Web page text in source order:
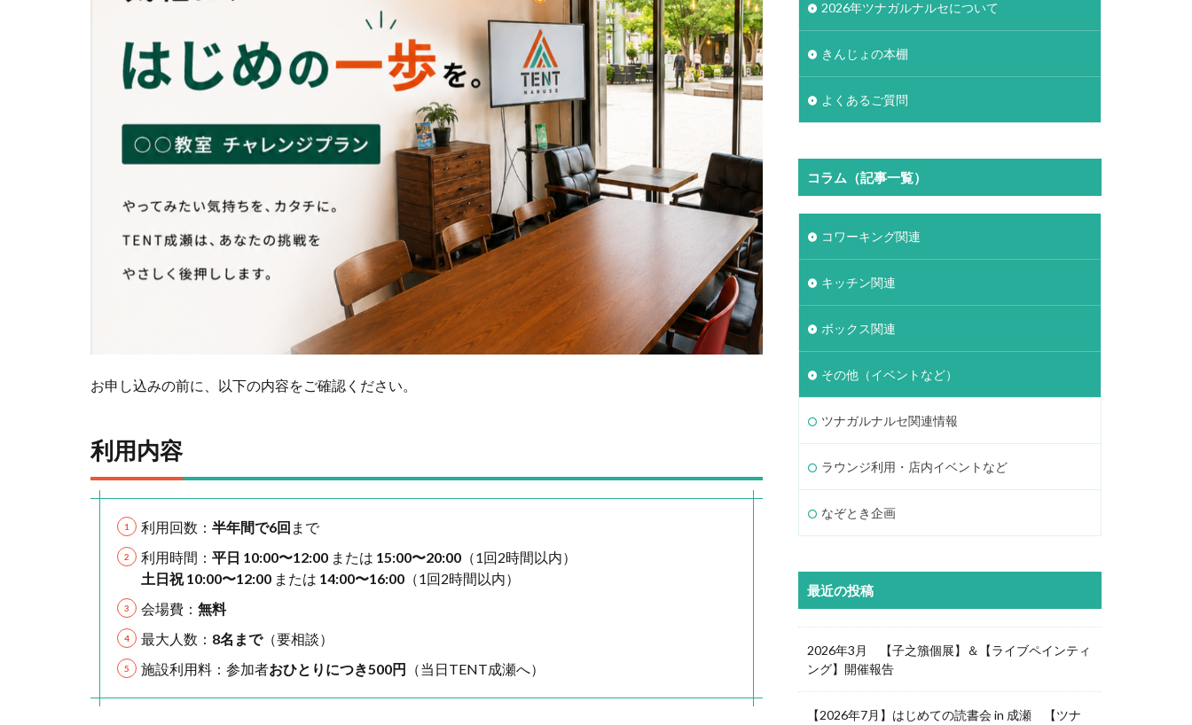
お申し込みの前に、以下の内容をご確認ください。
利用内容
利用回数： 半年間で6回 まで
利用時間： 平日 10:00〜12:00 または 15:00〜20:00 （1回2時間以内）
土日祝 10:00〜12:00 または 14:00〜16:00 （1回2時間以内）
会場費： 無料
最大人数： 8名まで（要相談）
施設利用料：参加者おひとりにつき500円 （当日TENT成瀬へ）
2026年ツナガルナルセについて
きんじょの本棚
よくあるご質問
コラム（記事一覧）
コワーキング関連
キッチン関連
ボックス関連
その他（イベントなど）
ツナガルナルセ関連情報
ラウンジ利用・店内イベントなど
なぞとき企画
最近の投稿
2026年3月 【子之籏個展】＆【ライブペインティ
ング】開催報告
【2026年7月】はじめての読書会 in 成瀬 【ツナ